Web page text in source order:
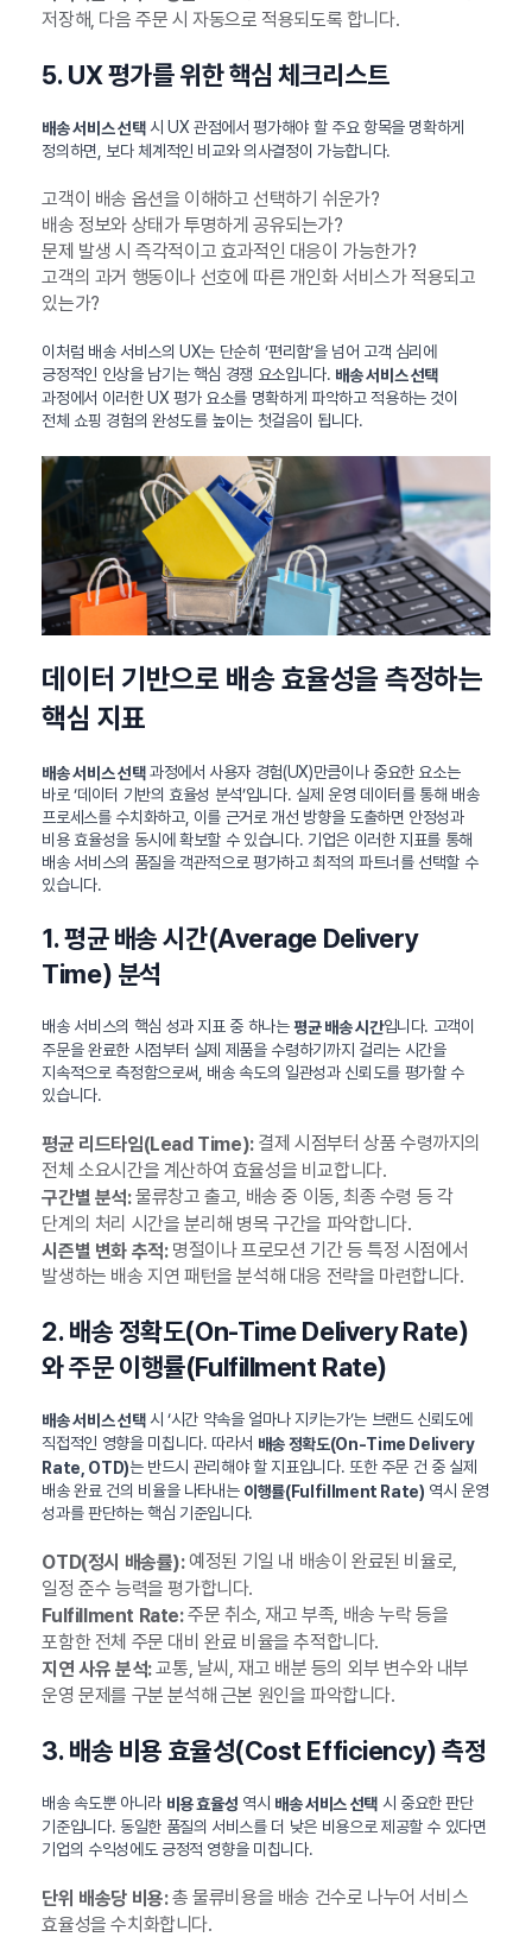
저장해, 다음 주문 시 자동으로 적용되도록 합니다.
5. UX 평가를 위한 핵심 체크리스트
배송 서비스 선택시 UX 관점에서 평가해야 할 주요 항목을 명확하게
정의하면, 보다 체계적인 비교와 의사결정이 가능합니다.
고객이 배송 옵션을 이해하고 선택하기 쉬운가?
배송 정보와 상태가 투명하게 공유되는가?
문제 발생 시 즉각적이고 효과적인 대응이 가능한가?
고객의 과거 행동이나 선호에 따른 개인화 서비스가 적용되고
있는가?
이처럼 배송 서비스의 UX는 단순히 ‘편리함’을 넘어 고객 심리에
긍정적인 인상을 남기는 핵심 경쟁 요소입니다. 배송 서비스 선택
과정에서 이러한 UX 평가 요소를 명확하게 파악하고 적용하는 것이
전체 쇼핑 경험의 완성도를 높이는 첫걸음이 됩니다.
데이터 기반으로 배송 효율성을 측정하는
핵심 지표
배송 서비스 선택과정에서 사용자 경험(UX)만큼이나 중요한 요소는
바로 ‘데이터 기반의 효율성 분석’입니다. 실제 운영 데이터를 통해 배송
프로세스를 수치화하고, 이를 근거로 개선 방향을 도출하면 안정성과
비용 효율성을 동시에 확보할 수 있습니다. 기업은 이러한 지표를 통해
배송 서비스의 품질을 객관적으로 평가하고 최적의 파트너를 선택할 수
있습니다.
1. 평균 배송 시간(Average Delivery
Time) 분석
배송 서비스의 핵심 성과 지표 중 하나는평균 배송 시간입니다. 고객이
주문을 완료한 시점부터 실제 제품을 수령하기까지 걸리는 시간을
지속적으로 측정함으로써, 배송 속도의 일관성과 신뢰도를 평가할 수
있습니다.
평균 리드타임(Lead Time):결제 시점부터 상품 수령까지의
전체 소요시간을 계산하여 효율성을 비교합니다.
구간별 분석:물류창고 출고, 배송 중 이동, 최종 수령 등 각
단계의 처리 시간을 분리해 병목 구간을 파악합니다.
시즌별 변화 추적:명절이나 프로모션 기간 등 특정 시점에서
발생하는 배송 지연 패턴을 분석해 대응 전략을 마련합니다.
2. 배송 정확도(On-Time Delivery Rate)
와 주문 이행률(Fulfillment Rate)
배송 서비스 선택시 ‘시간 약속을 얼마나 지키는가’는 브랜드 신뢰도에
직접적인 영향을 미칩니다. 따라서 배송 정확도(On-Time Delivery
Rate, OTD)는 반드시 관리해야 할 지표입니다. 또한 주문 건 중 실제
배송 완료 건의 비율을 나타내는 이행률(Fulfillment Rate) 역시 운영
성과를 판단하는 핵심 기준입니다.
OTD(정시 배송률):예정된 기일 내 배송이 완료된 비율로,
일정 준수 능력을 평가합니다.
Fulfillment Rate:주문 취소, 재고 부족, 배송 누락 등을
포함한 전체 주문 대비 완료 비율을 추적합니다.
지연 사유 분석:교통, 날씨, 재고 배분 등의 외부 변수와 내부
운영 문제를 구분 분석해 근본 원인을 파악합니다.
3. 배송 비용 효율성(Cost Efficiency) 측정
배송 속도뿐 아니라 비용 효율성 역시 배송 서비스 선택시 중요한 판단
기준입니다. 동일한 품질의 서비스를 더 낮은 비용으로 제공할 수 있다면
기업의 수익성에도 긍정적 영향을 미칩니다.
단위 배송당 비용:총 물류비용을 배송 건수로 나누어 서비스
효율성을 수치화합니다.